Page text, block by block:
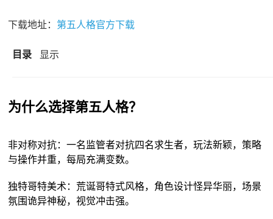
下载地址： 第五人格官方下载
目录 显示
为什么选择第五人格？
非对称对抗：一名监管者对抗四名求生者，玩法新颖，策略
与操作并重，每局充满变数。
独特哥特美术：荒诞哥特式风格，角色设计怪异华丽，场景
氛围诡异神秘，视觉冲击强。